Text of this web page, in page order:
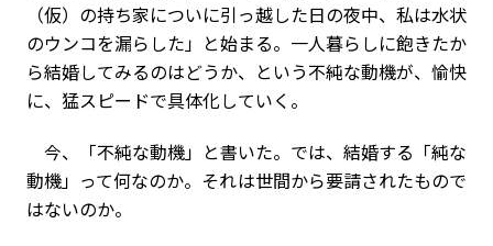
（仮）の持ち家についに引っ越した日の夜中、私は水状
のウンコを漏らした」と始まる。一人暮らしに飽きたか
ら結婚してみるのはどうか、という不純な動機が、愉快
に、猛スピードで具体化していく。
今、「不純な動機」と書いた。では、結婚する「純な
動機」って何なのか。それは世間から要請されたもので
はないのか。